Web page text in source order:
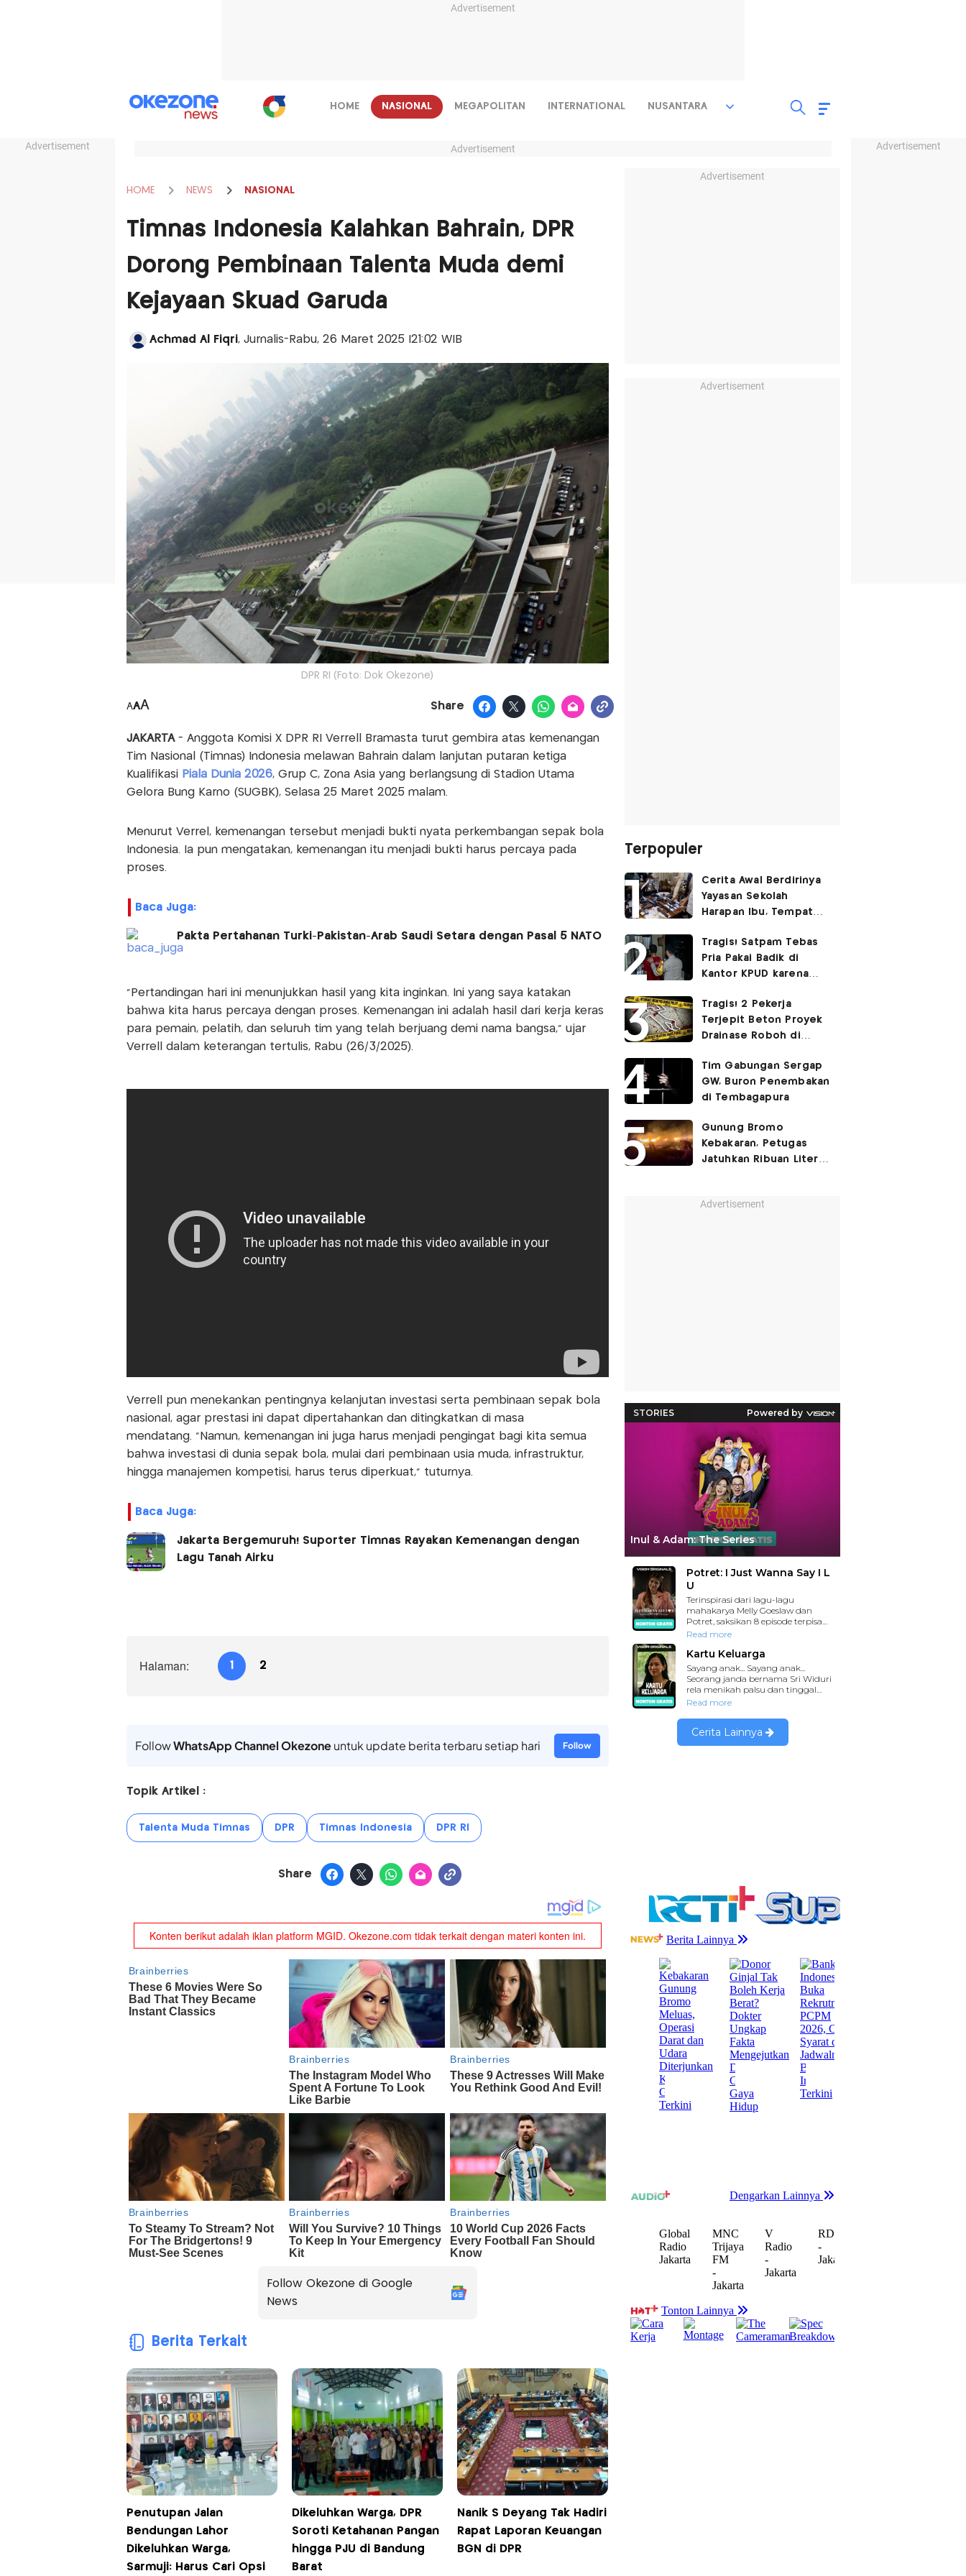
Advertisement
Advertisement Advertisement
HOME NASIONAL MEGAPOLITAN INTERNATIONAL NUSANTARA
Advertisement
HOME NEWS NASIONAL
Timnas Indonesia Kalahkan Bahrain, DPR
Dorong Pembinaan Talenta Muda demi
Kejayaan Skuad Garuda
Achmad Al Fiqri, Jurnalis-Rabu, 26 Maret 2025 |21:02 WIB
DPR RI (Foto: Dok Okezone)
AAA Share
JAKARTA - Anggota Komisi X DPR RI Verrell Bramasta turut gembira atas kemenangan
Tim Nasional (Timnas) Indonesia melawan Bahrain dalam lanjutan putaran ketiga
Kualifikasi Piala Dunia 2026, Grup C, Zona Asia yang berlangsung di Stadion Utama
Gelora Bung Karno (SUGBK), Selasa 25 Maret 2025 malam.
Menurut Verrel, kemenangan tersebut menjadi bukti nyata perkembangan sepak bola
Indonesia. Ia pun mengatakan, kemenangan itu menjadi bukti harus percaya pada
proses.
Baca Juga:
Pakta Pertahanan Turki-Pakistan-Arab Saudi Setara dengan Pasal 5 NATO
"Pertandingan hari ini menunjukkan hasil yang kita inginkan. Ini yang saya katakan
bahwa kita harus percaya dengan proses. Kemenangan ini adalah hasil dari kerja keras
para pemain, pelatih, dan seluruh tim yang telah berjuang demi nama bangsa," ujar
Verrell dalam keterangan tertulis, Rabu (26/3/2025).
Verrell pun menekankan pentingnya kelanjutan investasi serta pembinaan sepak bola
nasional, agar prestasi ini dapat dipertahankan dan ditingkatkan di masa
mendatang. “Namun, kemenangan ini juga harus menjadi pengingat bagi kita semua
bahwa investasi di dunia sepak bola, mulai dari pembinaan usia muda, infrastruktur,
hingga manajemen kompetisi, harus terus diperkuat,” tuturnya.
Baca Juga:
Jakarta Bergemuruh! Suporter Timnas Rayakan Kemenangan dengan
Lagu Tanah Airku
Halaman: 1 2
FollowWhatsApp Channel Okezoneuntuk update berita terbaru setiap hari Follow
Topik Artikel :
Talenta Muda Timnas DPR Timnas Indonesia DPR RI
Share
Follow Okezone di Google
News
Berita Terkait
Penutupan Jalan
Bendungan Lahor
Dikeluhkan Warga,
Sarmuji: Harus Cari Opsi
Dikeluhkan Warga, DPR
Soroti Ketahanan Pangan
hingga PJU di Bandung
Barat
Nanik S Deyang Tak Hadiri
Rapat Laporan Keuangan
BGN di DPR
Advertisement
Advertisement
Terpopuler
Cerita Awal Berdirinya
Yayasan Sekolah
Harapan Ibu, Tempat
Senpi
Tragis! Satpam Tebas
Pria Pakai Badik di
Kantor KPUD karena
Tragis! 2 Pekerja
Terjepit Beton Proyek
Drainase Roboh di
Tim Gabungan Sergap
GW, Buron Penembakan
di Tembagapura
Gunung Bromo
Kebakaran, Petugas
Jatuhkan Ribuan Liter
Advertisement